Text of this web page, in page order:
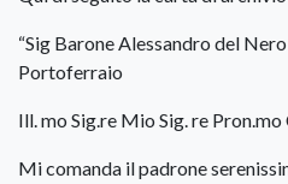
“Sig Barone Alessandro del
Portoferraio
Ill. mo Sig.re Mio Sig. re Pron.mo
Mi comanda il padrone